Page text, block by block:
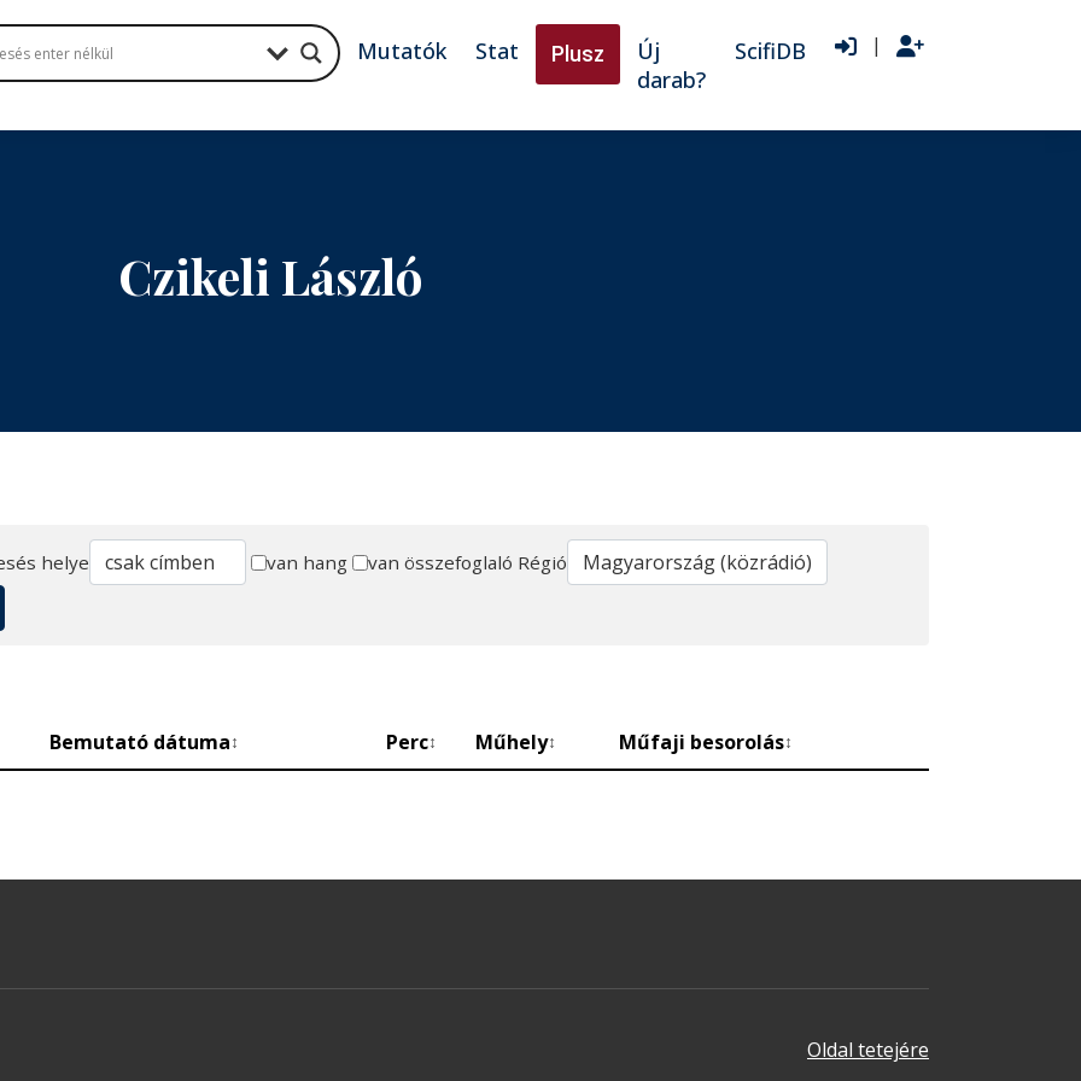
Mutatók Stat Plusz
Új
darab?
ScifiDB |
Czikeli László
helye van hang van összefoglaló Régió
Bemutató dátuma↕ Perc↕ Műhely↕ Műfaji besorolás↕
Oldal tetejére